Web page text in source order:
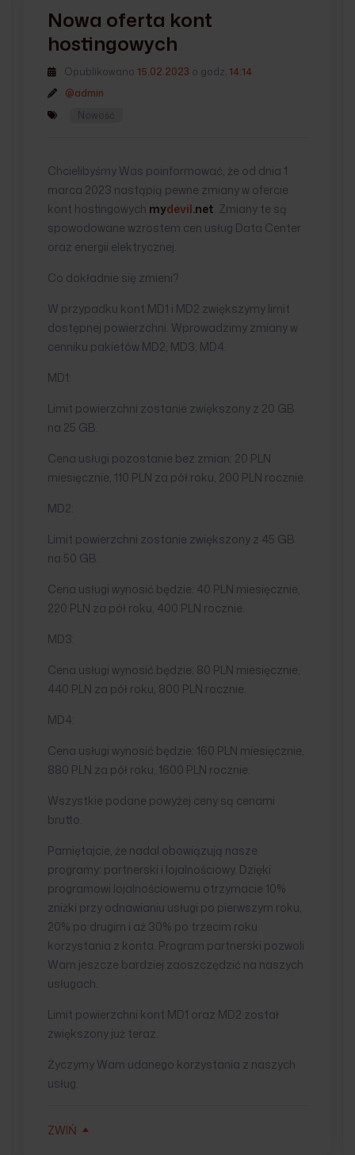
Nowa oferta kont
hostingowych
Opublikowano 15.02.2023 o godz. 14:14
@admin
Nowość
Chcielibyśmy Was poinformować, że od dnia 1
marca 2023 nastąpią pewne zmiany w ofercie
kont hostingowych mydevil .net . Zmiany te są
spowodowane wzrostem cen usług Data Center
oraz energii elektrycznej.
Co dokładnie się zmieni?
W przypadku kont MD1 i MD2 zwiększymy limit
dostępnej powierzchni. Wprowadzimy zmiany w
cenniku pakietów MD2, MD3, MD4.
MD1:
Limit powierzchni zostanie zwiększony z 20 GB
na 25 GB.
Cena usługi pozostanie bez zmian: 20 PLN
miesięcznie, 110 PLN za pół roku, 200 PLN rocznie.
MD2:
Limit powierzchni zostanie zwiększony z 45 GB
na 50 GB.
Cena usługi wynosić będzie: 40 PLN miesięcznie,
220 PLN za pół roku, 400 PLN rocznie.
MD3:
Cena usługi wynosić będzie: 80 PLN miesięcznie,
440 PLN za pół roku, 800 PLN rocznie.
MD4:
Cena usługi wynosić będzie: 160 PLN miesięcznie,
880 PLN za pół roku, 1600 PLN rocznie.
Wszystkie podane powyżej ceny są cenami
brutto.
Pamiętajcie, że nadal obowiązują nasze
programy: partnerski i lojalnościowy. Dzięki
programowi lojalnościowemu otrzymacie 10%
zniżki przy odnawianiu usługi po pierwszym roku,
20% po drugim i aż 30% po trzecim roku
korzystania z konta. Program partnerski pozwoli
Wam jeszcze bardziej zaoszczędzić na naszych
usługach.
Limit powierzchni kont MD1 oraz MD2 został
zwiększony już teraz.
Życzymy Wam udanego korzystania z naszych
usług.
ZWIŃ